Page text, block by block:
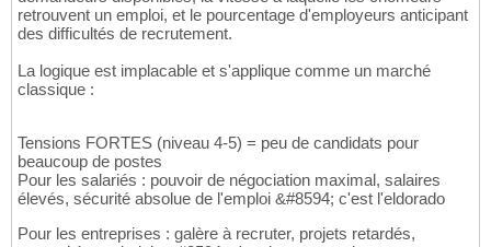
retrouvent un emploi, et le pourcentage d'employeurs anticipant
des difficultés de recrutement.
La logique est implacable et s'applique comme un marché
classique :
Tensions FORTES (niveau 4-5) = peu de candidats pour
beaucoup de postes
Pour les salariés : pouvoir de négociation maximal, salaires
élevés, sécurité absolue de l'emploi &#8594; c'est l'eldorado
Pour les entreprises : galère à recruter, projets retardés,